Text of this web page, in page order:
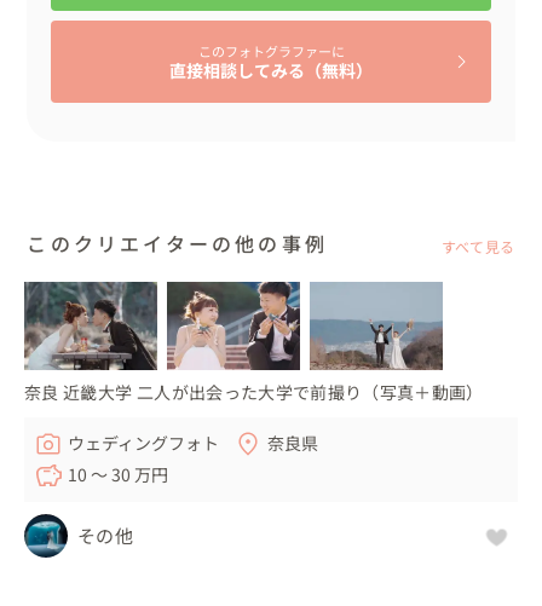
このフォトグラファーに
直接相談してみる（無料）
このクリエイターの他の事例 すべて見る
奈良 近畿大学 二人が出会った大学で前撮り（写真＋動画）
ウェディングフォト
奈良県
10 〜 30 万円
その他